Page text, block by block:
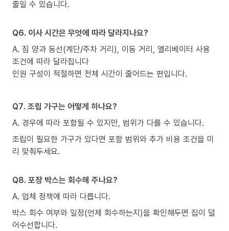
줄일 수 있습니다.
Q6. 이사 시간은 무엇에 따라 달라지나요?
A. 짐 양과 동선(계단/주차 거리), 이동 거리, 엘리베이터 사용
조건에 따라 달라집니다
인원 구성이 적절하면 전체 시간이 줄어드는 편입니다.
Q7. 조립 가구는 어떻게 하나요?
A. 경우에 따라 포함될 수 있지만, 범위가 다를 수 있습니다.
조립이 필요한 가구가 있다면 포함 범위와 추가 비용 조건을 미
리 맞춰두세요.
Q8. 포장 박스는 회수해 주나요?
A. 업체 정책에 따라 다릅니다.
박스 회수 여부와 일정(언제 회수하는지)을 확인해두면 집이 덜
어수선합니다.